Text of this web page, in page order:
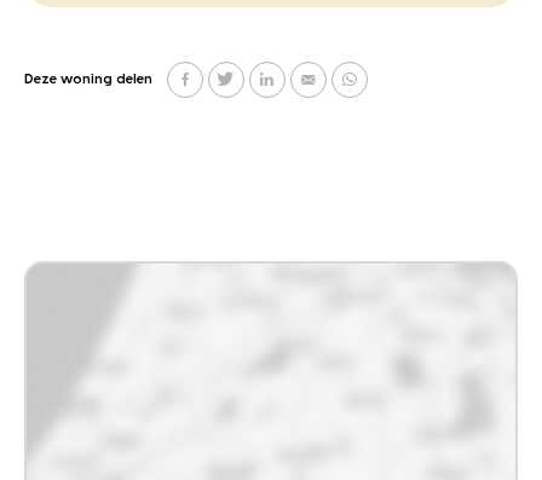
Deze woning delen